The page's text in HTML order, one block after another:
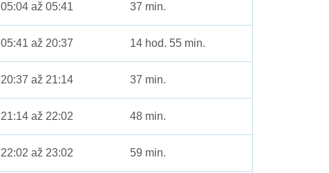
05:04 až 05:41 37 min.
05:41 až 20:37 14 hod. 55 min.
20:37 až 21:14 37 min.
21:14 až 22:02 48 min.
22:02 až 23:02 59 min.